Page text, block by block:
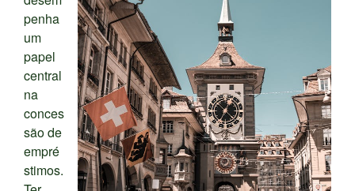
penha
um
papel
central
na
conces
são de
empré
stimos.